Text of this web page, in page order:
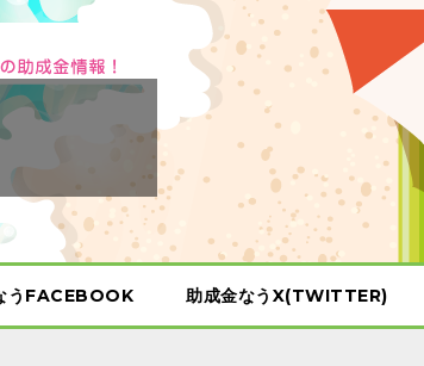
うFACEBOOK 助成金なうX(TWITTER)